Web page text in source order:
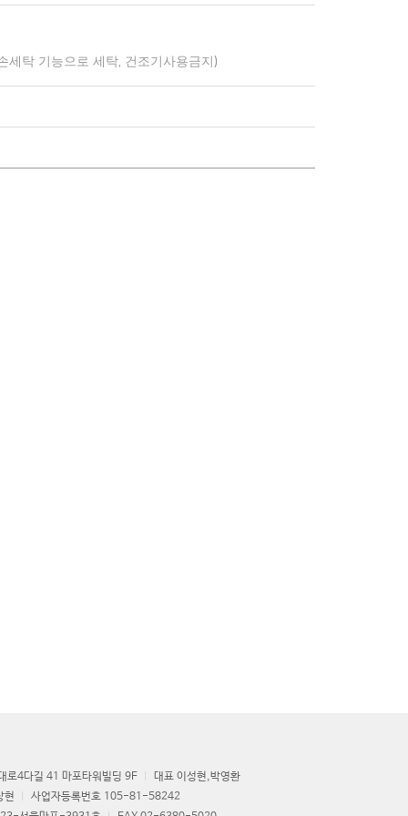
세탁 기능으로 세탁, 건조기사용금지)
로4다길 41 마포타워빌딩 9F
대표 이성현,박영환
현
사업자등록번호 105-81-58242